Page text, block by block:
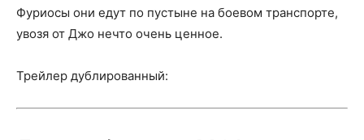
Фуриосы они едут по пустыне на боевом транспорте,
увозя от Джо нечто очень ценное.
Трейлер дублированный: